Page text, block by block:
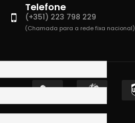
Telefone
(+351) 223 798 229
(Chamada para a rede fixa nacional)